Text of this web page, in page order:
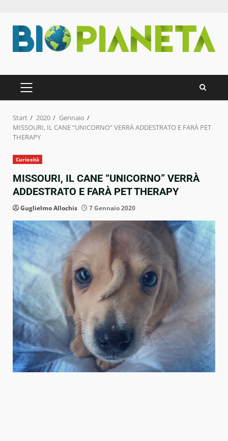
Inhalt
springen
PRIMÄRES
MENÜ
Start 2020
Gennaio
MISSOURI, IL CANE “UNICORNO” VERRÀ ADDESTRATO E FARÀ PET
THERAPY
Curiosità
MISSOURI, IL CANE “UNICORNO” VERRÀ
ADDESTRATO E FARÀ PET THERAPY
Guglielmo Allochis 7 Gennaio 2020